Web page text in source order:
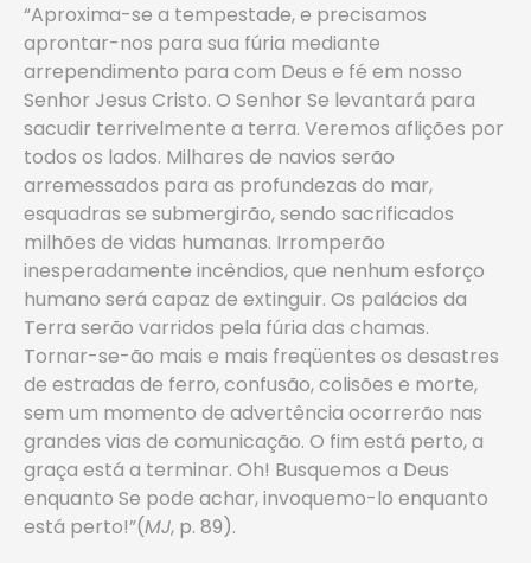
“Aproxima-se a tempestade, e precisamos
aprontar-nos para sua fúria mediante
arrependimento para com Deus e fé em nosso
Senhor Jesus Cristo. O Senhor Se levantará para
sacudir terrivelmente a terra. Veremos aflições por
todos os lados. Milhares de navios serão
arremessados para as profundezas do mar,
esquadras se submergirão, sendo sacrificados
milhões de vidas humanas. Irromperão
inesperadamente incêndios, que nenhum esforço
humano será capaz de extinguir. Os palácios da
Terra serão varridos pela fúria das chamas.
Tornar-se-ão mais e mais freqüentes os desastres
de estradas de ferro, confusão, colisões e morte,
sem um momento de advertência ocorrerão nas
grandes vias de comunicação. O fim está perto, a
graça está a terminar. Oh! Busquemos a Deus
enquanto Se pode achar, invoquemo-lo enquanto
está perto!”(MJ, p. 89).